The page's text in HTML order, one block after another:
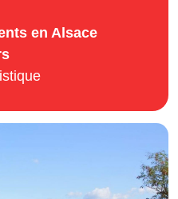
en Alsace